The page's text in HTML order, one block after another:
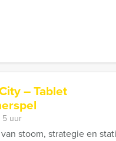
– Tablet
5 uur
stoom, strategie en